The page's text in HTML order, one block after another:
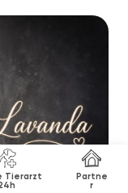
Tierarzt
Partne
r